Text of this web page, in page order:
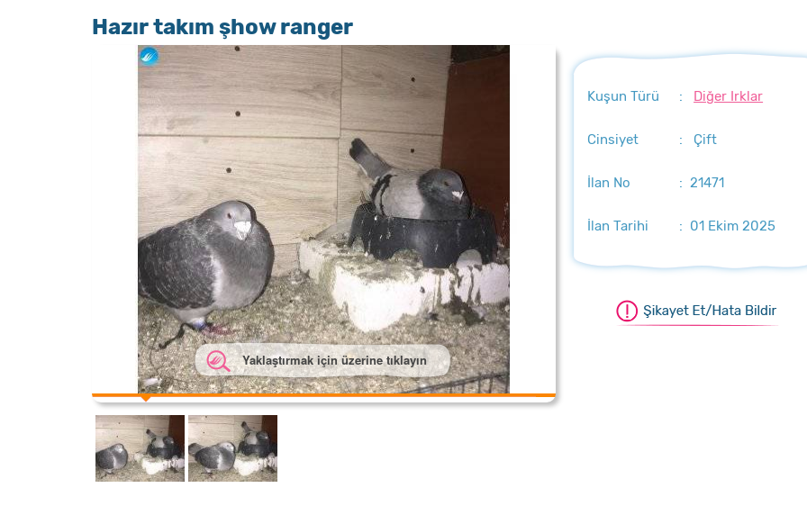
Hazır takım şhow ranger
Yaklaştırmak için üzerine tıklayın
Yaklaştırmak için üzerine tıklayın
Kuşun Türü : Diğer Irklar
Cinsiyet : Çift
İlan No : 21471
İlan Tarihi : 01 Ekim 2025